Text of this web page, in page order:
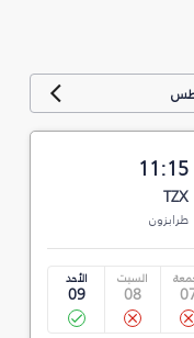
11:15
TZX
طرابزون
السبت
08
الأحد
09